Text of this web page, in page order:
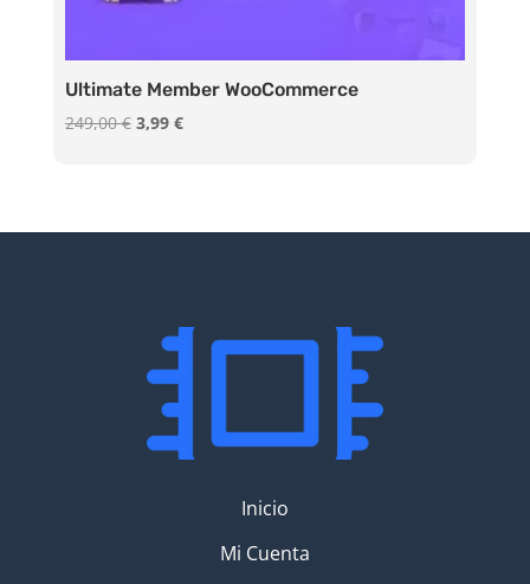
Ultimate Member WooCommerce
249,00€ El
249,00 €.
3,99 €El
3,99 €.
Inicio
Mi Cuenta